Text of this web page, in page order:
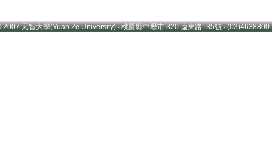
元智大學(Yuan Ze University) ‧ 桃園縣中壢市 320 遠東路135號 ‧ (03)4638800